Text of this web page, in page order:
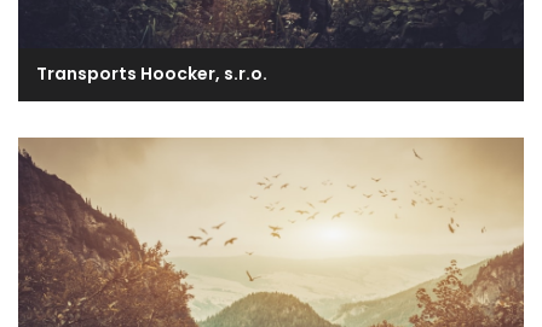
Transports Hoocker, s.r.o.